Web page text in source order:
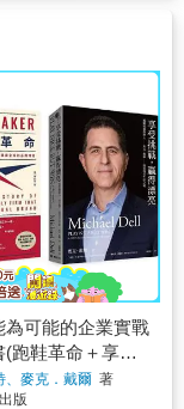
為可能的企業實戰
(跑鞋革命＋享受
得漂亮)
、麥克．戴爾 著
出版